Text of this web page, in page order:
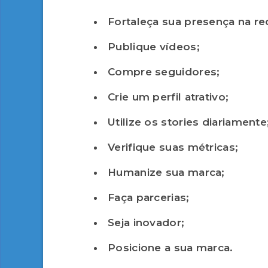
Fortaleça sua presença na
Publique vídeos;
Compre seguidores;
Crie um perfil atrativo;
Utilize os stories
Verifique suas métricas;
Humanize sua marca;
Faça parcerias;
Seja inovador;
Posicione a sua marca.